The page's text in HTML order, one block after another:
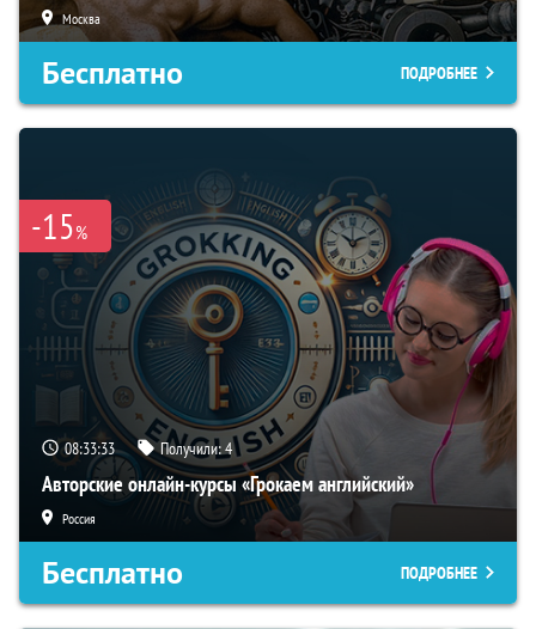
Москва
Бесплатно ПОДРОБНЕЕ
-15%
08:33:32 Получили:4
Авторские онлайн-курсы «Грокаем английский»
Россия
Бесплатно ПОДРОБНЕЕ